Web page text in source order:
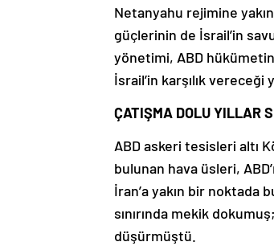
Netanyahu rejimine
güçlerinin de İsrail’in
yönetimi, ABD
İsrail’in karşılık
ÇATIŞMA DOLU YILLAR
ABD askeri tesisleri altı
bulunan hava üsleri,
İran’a yakın bir noktada
sınırında mekik
düşürmüştü.